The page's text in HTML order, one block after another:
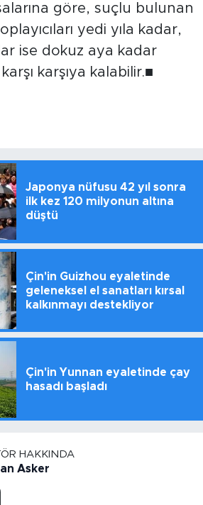
göre, suçlu bulunan
yedi yıla kadar,
ise dokuz aya kadar
karşıya kalabilir.■
Japonya nüfusu 42 yıl sonra
ilk kez 120 milyonun altına
düştü
Çin'in Guizhou eyaletinde
geleneksel el sanatları kırsal
kalkınmayı destekliyor
Çin'in Yunnan eyaletinde çay
hasadı başladı
HAKKINDA
Asker